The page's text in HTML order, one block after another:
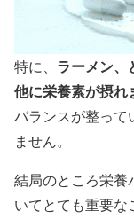
特に、 ラーメン、
他に栄養素が摂れ
バランスが整って
ません。
結局のところ栄養
いてとても重要な